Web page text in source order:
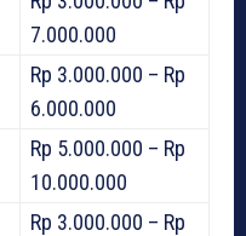
7.000.000
Rp 3.000.000 – Rp
6.000.000
Rp 5.000.000 – Rp
10.000.000
Rp 3.000.000 – Rp